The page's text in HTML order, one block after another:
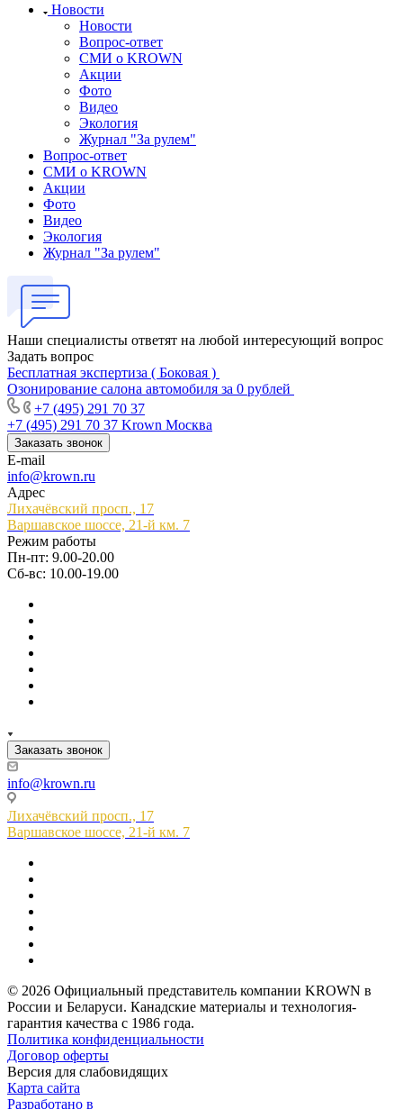
Новости
Новости
Вопрос-ответ
СМИ о KROWN
Акции
Фото
Видео
Экология
Журнал "За рулем"
Вопрос-ответ
СМИ о KROWN
Акции
Фото
Видео
Экология
Журнал "За рулем"
Наши специалисты ответят на любой интересующий вопрос
Задать вопрос
Бесплатная экспертиза ( Боковая )
Озонирование салона автомобиля за 0 рублей
+7 (495) 291 70 37
+7 (495) 291 70 37 Krown Москва
Заказать звонок
E-mail
info@krown.ru
Адрес
Лихачёвский просп., 17
Варшавское шоссе, 21-й км. 7
Режим работы
Пн-пт: 9.00-20.00
Сб-вс: 10.00-19.00
Заказать звонок
info@krown.ru
Лихачёвский просп., 17
Варшавское шоссе, 21-й км. 7
© 2026 Официальный представитель компании KROWN в
России и Беларуси. Канадские материалы и технология-
гарантия качества с 1986 года.
Политика конфиденциальности
Договор оферты
Версия для слабовидящих
Карта сайта
Разработано в